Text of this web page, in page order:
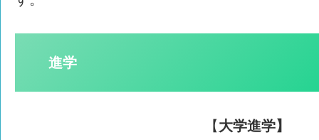
進学
【大学進学】